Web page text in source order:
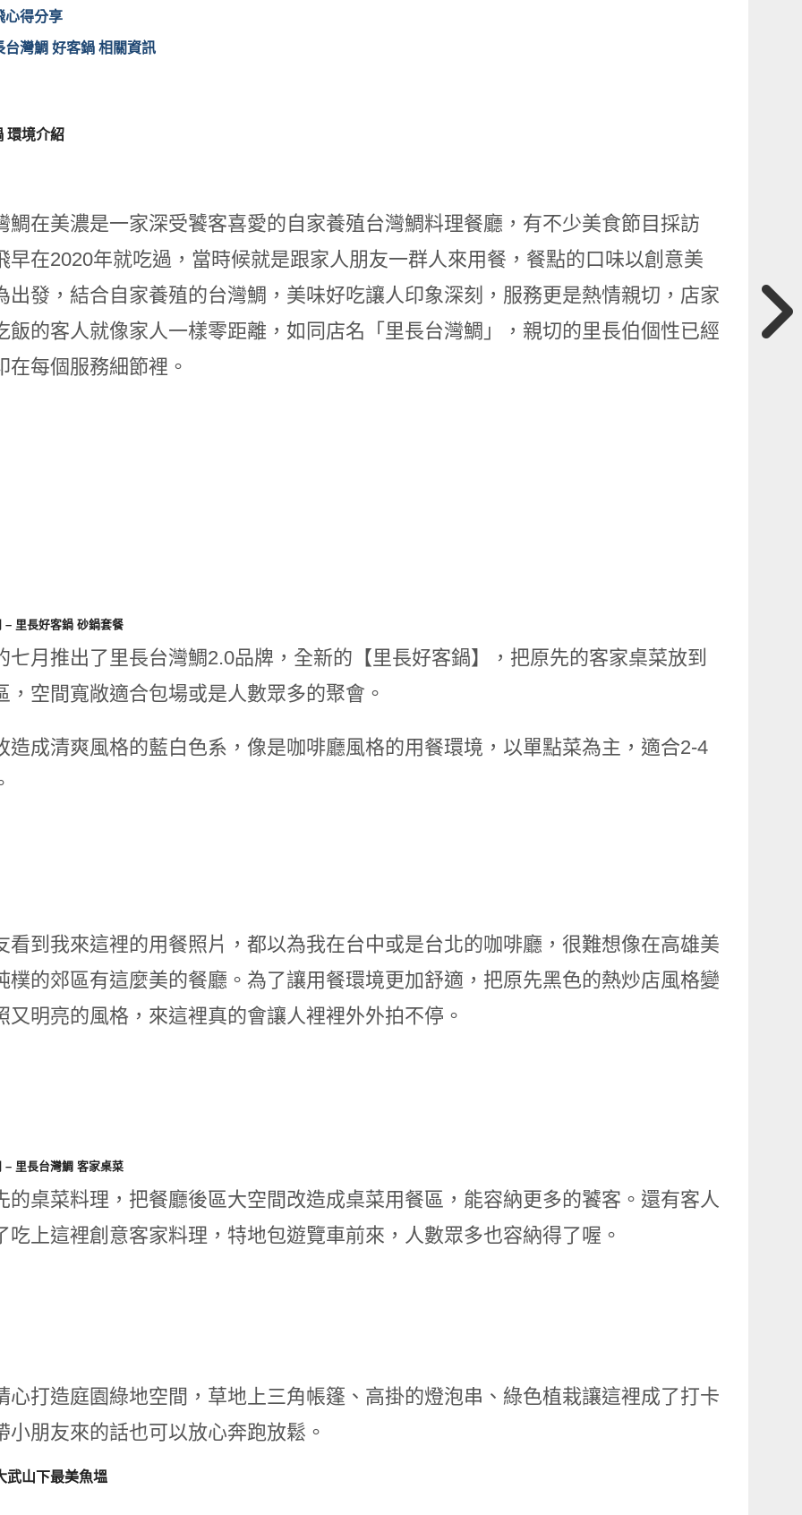
心得分享
台灣鯛 好客鍋 相關資訊
環境介紹
鯛在美濃是一家深受饕客喜愛的自家養殖台灣鯛料理餐廳，有不少美食節目採訪
早在2020年就吃過，當時候就是跟家人朋友一群人來用餐，餐點的口味以創意美
出發，結合自家養殖的台灣鯛，美味好吃讓人印象深刻，服務更是熱情親切，店家
飯的客人就像家人一樣零距離，如同店名「里長台灣鯛」，親切的里長伯個性已經
在每個服務細節裡。
– 里長好客鍋 砂鍋套餐
七月推出了里長台灣鯛2.0品牌，全新的【里長好客鍋】，把原先的客家桌菜放到
，空間寬敞適合包場或是人數眾多的聚會。
造成清爽風格的藍白色系，像是咖啡廳風格的用餐環境，以單點菜為主，適合2-4
看到我來這裡的用餐照片，都以為我在台中或是台北的咖啡廳，很難想像在高雄美
樸的郊區有這麼美的餐廳。為了讓用餐環境更加舒適，把原先黑色的熱炒店風格變
又明亮的風格，來這裡真的會讓人裡裡外外拍不停。
– 里長台灣鯛 客家桌菜
的桌菜料理，把餐廳後區大空間改造成桌菜用餐區，能容納更多的饕客。還有客人
吃上這裡創意客家料理，特地包遊覽車前來，人數眾多也容納得了喔。
心打造庭園綠地空間，草地上三角帳篷、高掛的燈泡串、綠色植栽讓這裡成了打卡
小朋友來的話也可以放心奔跑放鬆。
武山下最美魚塭